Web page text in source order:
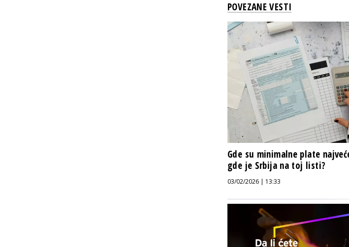
POVEZANE VESTI
Gde su minimalne plate
gde je Srbija na toj listi?
03/02/2026 | 13:33